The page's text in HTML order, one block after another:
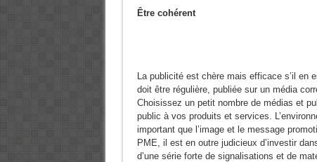
Être cohérent
La publicité est chère mais efficace s’il en
doit être régulière, publiée sur un média
Choisissez un petit nombre de médias et
public à vos produits et services.
important que l’image et le message
PME, il est en outre judicieux d’investir
d’une série forte de signalisations et de